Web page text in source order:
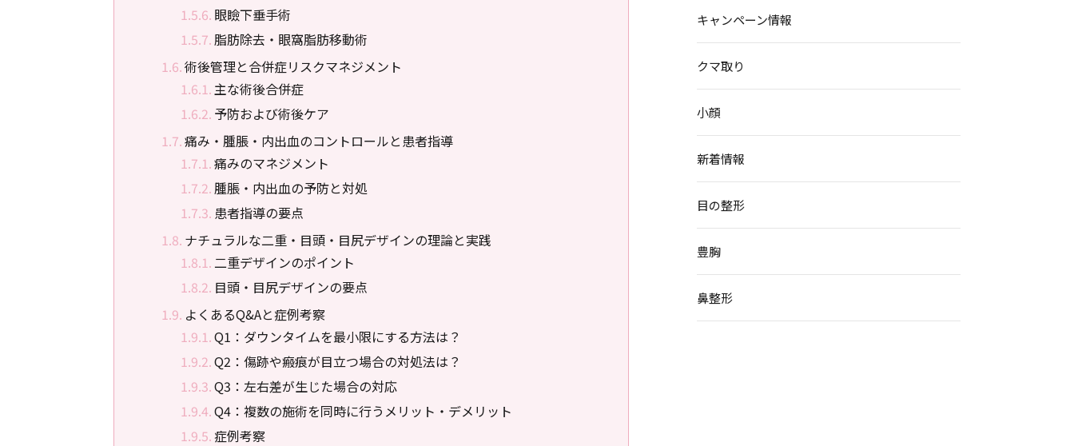
眼瞼下垂手術
脂肪除去・眼窩脂肪移動術
術後管理と合併症リスクマネジメント
主な術後合併症
予防および術後ケア
痛み・腫脹・内出血のコントロールと患者指導
痛みのマネジメント
腫脹・内出血の予防と対処
患者指導の要点
ナチュラルな二重・目頭・目尻デザインの理論と実践
二重デザインのポイント
目頭・目尻デザインの要点
よくあるQ&Aと症例考察
Q1：ダウンタイムを最小限にする方法は？
Q2：傷跡や瘢痕が目立つ場合の対処法は？
Q3：左右差が生じた場合の対応
Q4：複数の施術を同時に行うメリット・デメリット
症例考察
キャンペーン情報
クマ取り
小顔
新着情報
目の整形
豊胸
鼻整形